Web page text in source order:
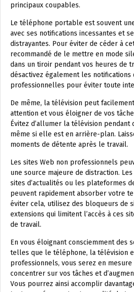
principaux coupables.
Le téléphone portable est souvent
avec ses notifications incessantes et
distrayantes. Pour éviter de céder à
recommandé de le mettre en mode
dans un tiroir pendant vos heures de
désactivez également les notifications
professionnelles pour éviter toute
De même, la télévision peut
attention et vous éloigner de vos
Évitez d’allumer la télévision pendant
même si elle est en arrière-plan.
moments de détente après le travail.
Les sites Web non professionnels
une source majeure de distraction.
sites d’actualités ou les plateformes
peuvent rapidement absorber votre
éviter cela, utilisez des bloqueurs de
extensions qui limitent l’accès à ces
de travail.
En vous éloignant consciemment des
telles que le téléphone, la télévision
professionnels, vous serez en mesure
concentrer sur vos tâches et
Vous pourrez ainsi accomplir